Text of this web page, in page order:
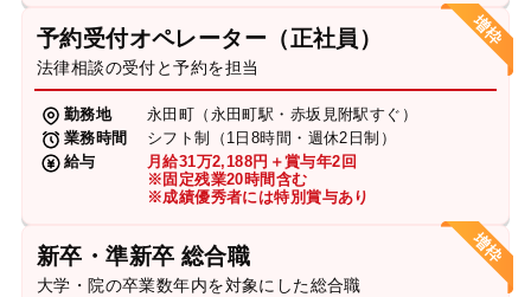
予約受付オペレーター（正社員）
法律相談の受付と予約を担当
勤務地
永田町（永田町駅・赤坂見附駅すぐ）
業務時間
シフト制（1日8時間・週休2日制）
給与
月給31万2,188円＋賞与年2回
※固定残業20時間含む
※成績優秀者には特別賞与あり
新卒・準新卒 総合職
大学・院の卒業数年内を対象にした総合職